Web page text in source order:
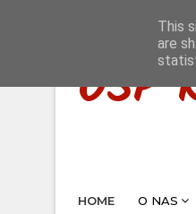
OSP
HOME O NAS
This
are